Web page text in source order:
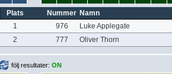
Plats Nummer Namn
1
976
Luke Applegate
2
777 Oliver Thorn
följ resultater: ON